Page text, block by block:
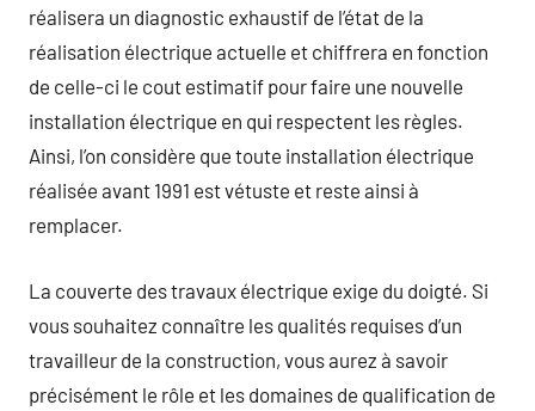
réalisera un diagnostic exhaustif de l’état de la
réalisation électrique actuelle et chiffrera en fonction
de celle-ci le cout estimatif pour faire une nouvelle
installation électrique en qui respectent les règles.
Ainsi, l’on considère que toute installation électrique
réalisée avant 1991 est vétuste et reste ainsi à
remplacer.
La couverte des travaux électrique exige du doigté. Si
vous souhaitez connaître les qualités requises d’un
travailleur de la construction, vous aurez à savoir
précisément le rôle et les domaines de qualification de